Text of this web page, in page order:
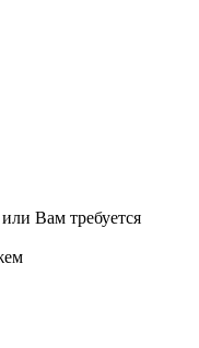
Вам требуется